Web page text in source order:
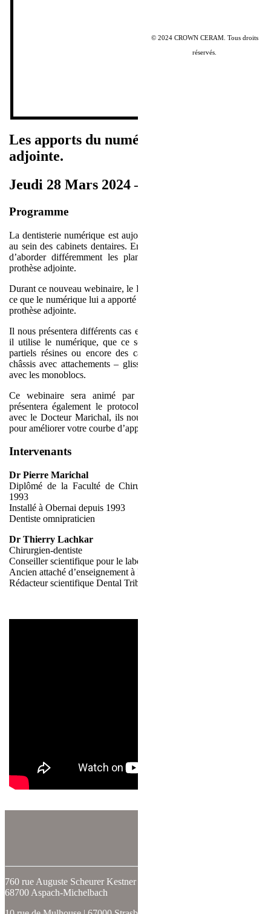
© 2024 CROWN CERAM. Tous droits
réservés.
Les apports du numérique en prothèse
adjointe.
Jeudi 28 Mars 2024 – 19h00
Programme
La dentisterie numérique est aujourd’hui de plus en plus répandue
au sein des cabinets dentaires. En effet, le flux numérique permet
d’aborder différemment les plans de traitement, notamment en
prothèse adjointe.
Durant ce nouveau webinaire, le Docteur Marichal nous expliquera
ce que le numérique lui a apporté dans la gestion des traitements en
prothèse adjointe.
Il nous présentera différents cas en prothèse adjointe pour lesquels
il utilise le numérique, que ce soit pour des châssis métalliques,
partiels résines ou encore des cas plus complexes, tels que des
châssis avec attachements – glissière ou boule – et des complets
avec les monoblocs.
Ce webinaire sera animé par le Docteur Lachkar qui nous
présentera également le protocole d’essayage des monoblocs, et
avec le Docteur Marichal, ils nous donneront des trucs et astuces
pour améliorer votre courbe d’apprentissage.
Intervenants
Dr Pierre Marichal
Diplômé de la Faculté de Chirurgie Dentaire de Strasbourg en
1993
Installé à Obernai depuis 1993
Dentiste omnipraticien
Dr Thierry Lachkar
Chirurgien-dentiste
Conseiller scientifique pour le laboratoire Crown Ceram
Ancien attaché d’enseignement à Paris VII
Rédacteur scientifique Dental Tribune France
760 rue Auguste Scheurer Kestner
68700 Aspach-Michelbach